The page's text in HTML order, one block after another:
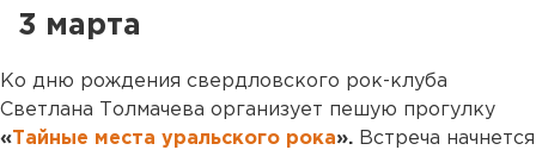
3 марта
Ко дню рождения свердловского рок-клуба
Светлана Толмачева организует пешую прогулку
«Тайные места уральского рока». Встреча начнется